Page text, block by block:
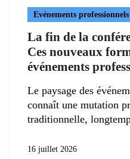
Evénements professionnels
La fin de la
Ces nouveaux
événements
Le paysage des
connaît une mutation
traditionnelle,
16 juillet 2026